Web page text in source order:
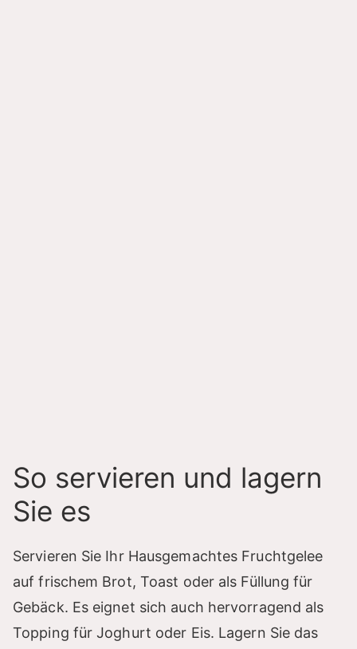
So servieren und lagern
Sie es
Servieren Sie Ihr Hausgemachtes Fruchtgelee
auf frischem Brot, Toast oder als Füllung für
Gebäck. Es eignet sich auch hervorragend als
Topping für Joghurt oder Eis. Lagern Sie das